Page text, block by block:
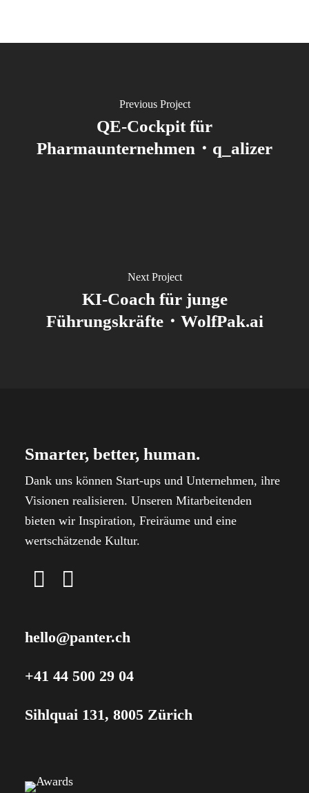
Previous Project
QE-Cockpit für
Pharmaunternehmen・q_alizer
Next Project
KI-Coach für junge
Führungskräfte・WolfPak.ai
Smarter, better, human.
Dank uns können Start-ups und Unternehmen, ihre
Visionen realisieren. Unseren Mitarbeitenden
bieten wir Inspiration, Freiräume und eine
wertschätzende Kultur.
hello@panter.ch
+41 44 500 29 04
Sihlquai 131, 8005 Zürich